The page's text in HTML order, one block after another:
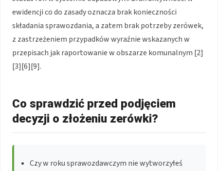
ewidencji co do zasady oznacza brak konieczności
składania sprawozdania, a zatem brak potrzeby zerówek,
z zastrzeżeniem przypadków wyraźnie wskazanych w
przepisach jak raportowanie w obszarze komunalnym [2]
[3][6][9].
Co sprawdzić przed podjęciem
decyzji o złożeniu zerówki?
Czy w roku sprawozdawczym nie wytworzyłeś